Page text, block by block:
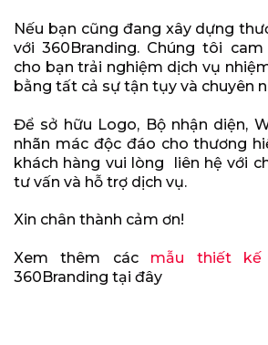
Nếu bạn cũng đang xây dựng
với 360Branding. Chúng tôi
cho bạn trải nghiệm dịch vụ
bằng tất cả sự tận tụy và chuyên
Để sở hữu Logo, Bộ nhận diện,
nhãn mác độc đáo cho thương
khách hàng vui lòng liên hệ với
tư vấn và hỗ trợ dịch vụ.
Xin chân thành cảm ơn!
Xem thêm các mẫu thiết kế
360Branding tại đây